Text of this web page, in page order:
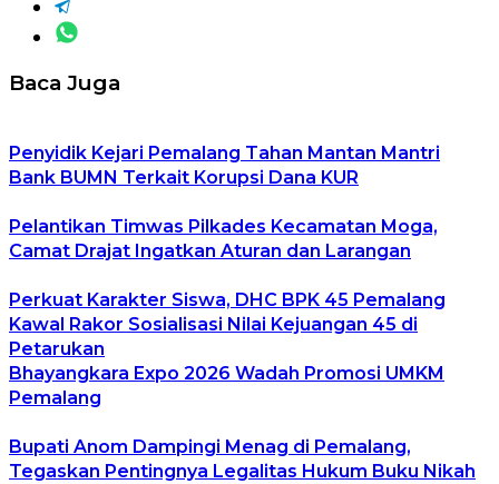
Baca Juga
Penyidik Kejari Pemalang Tahan Mantan Mantri
Bank BUMN Terkait Korupsi Dana KUR
Pelantikan Timwas Pilkades Kecamatan Moga,
Camat Drajat Ingatkan Aturan dan Larangan
Perkuat Karakter Siswa, DHC BPK 45 Pemalang
Kawal Rakor Sosialisasi Nilai Kejuangan 45 di
Petarukan
Bhayangkara Expo 2026 Wadah Promosi UMKM
Pemalang
Bupati Anom Dampingi Menag di Pemalang,
Tegaskan Pentingnya Legalitas Hukum Buku Nikah